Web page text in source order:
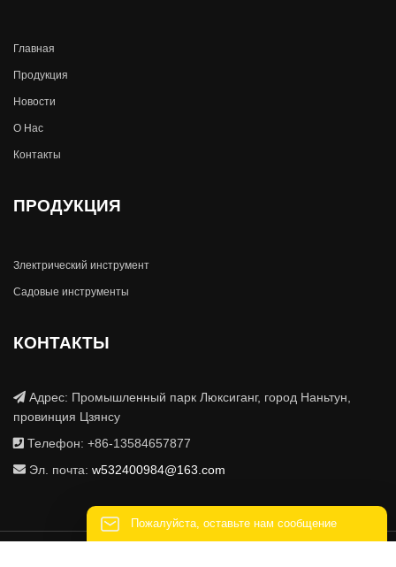
Главная
Продукция
Новости
О Hас
Контакты
ПРОДУКЦИЯ
Злектрический инструмент
Садовые инструменты
КОНТАКТЫ
Адрес: Промышленный парк Люксиганг, город Наньтун,
провинция Цзянсу
Телефон: +86-13584657877
Эл. почта: w532400984@163.com
Пожалуйста, оставьте нам сообщение